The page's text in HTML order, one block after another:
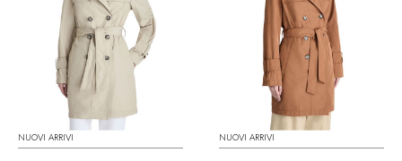
NUOVI ARRIVI NUOVI ARRIVI